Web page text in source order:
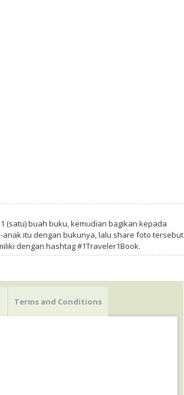
(satu) buah buku, kemudian bagikan kepada
anak itu dengan bukunya, lalu share foto tersebut
dengan hashtag #1Traveler1Book.
Terms and Conditions